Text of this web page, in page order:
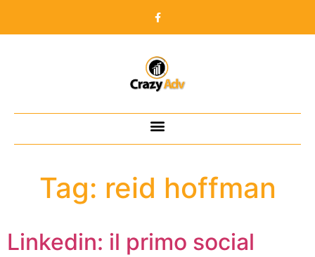
Tag: reid hoffman
Linkedin: il primo social